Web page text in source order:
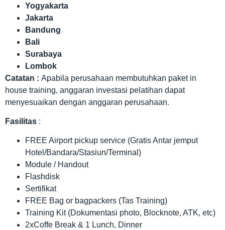
Yogyakarta
Jakarta
Bandung
Bali
Surabaya
Lombok
Catatan : Apabila perusahaan membutuhkan paket in
house training, anggaran investasi pelatihan dapat
menyesuaikan dengan anggaran perusahaan.
Fasilitas :
FREE Airport pickup service (Gratis Antar jemput
Hotel/Bandara/Stasiun/Terminal)
Module / Handout
Flashdisk
Sertifikat
FREE Bag or bagpackers (Tas Training)
Training Kit (Dokumentasi photo, Blocknote, ATK, etc)
2xCoffe Break & 1 Lunch, Dinner